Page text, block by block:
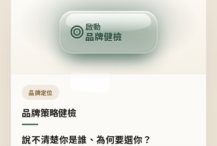
定
位
點
啟動
品牌健檢
品牌定位
品牌策略健檢
說不清楚你是誰、為何要選你？